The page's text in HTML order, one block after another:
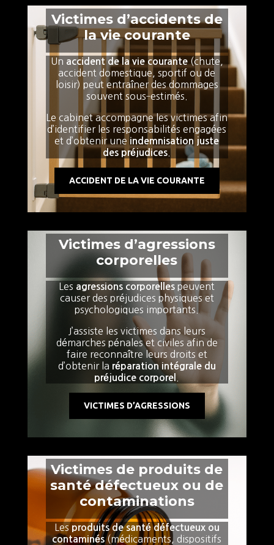
Victimes d’accidents de
la vie courante
Un accident de la vie courante(chute,
accident domestique, sportif ou de
loisir) peut entraîner des dommages
souvent sous‑estimés.
Le cabinet accompagne les victimes afin
d’identifier les responsabilités engagées
et d’obtenir une indemnisation juste
des préjudices.
ACCIDENT DE LA VIE COURANTE
Victimes d’agressions
corporelles
Les agressions corporelles peuvent
causer des préjudices physiques et
psychologiques importants.
J’assiste les victimes dans leurs
démarches pénales et civiles afin de
faire reconnaître leurs droits et
d’obtenir la réparation intégrale du
préjudice corporel.
VICTIMES D’AGRESSIONS
Victimes de produits de
santé défectueux ou de
contaminations
Les produits de santé défectueux ou
contaminés(médicaments, dispositifs